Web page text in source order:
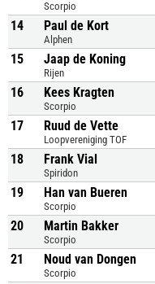
Scorpio
14 Paul de Kort
Alphen
15 Jaap de Koning
Rijen
16 Kees Kragten
Scorpio
17 Ruud de Vette
Loopvereniging TOF
18 Frank Vial
Spiridon
19 Han van Bueren
Scorpio
20 Martin Bakker
Scorpio
21 Noud van Dongen
Scorpio